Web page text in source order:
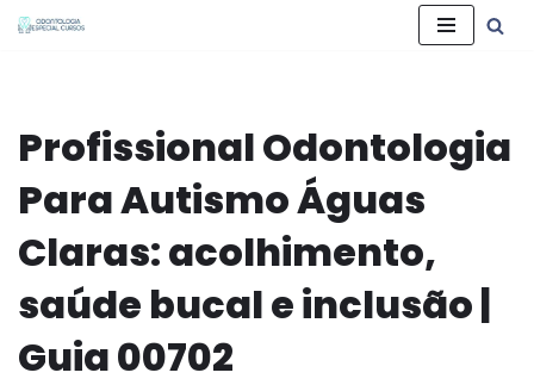
conteúdo
Profissional Odontologia
Para Autismo Águas
Claras: acolhimento,
saúde bucal e inclusão |
Guia 00702